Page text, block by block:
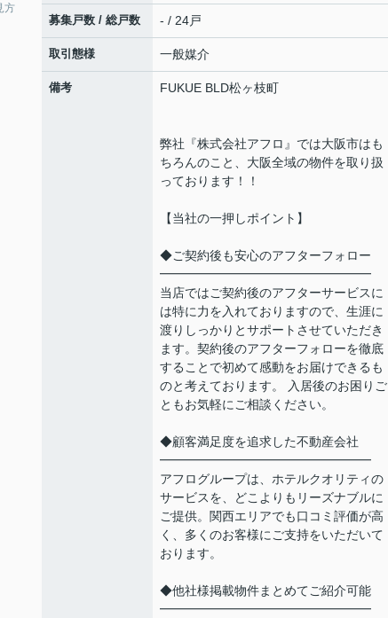
方
募集戸数 / 総戸数 - / 24戸
取引態様 一般媒介
備考 FUKUE BLD松ヶ枝町
弊社『株式会社アフロ』では大阪市はも
ちろんのこと、大阪全域の物件を取り扱
っております！！
【当社の一押しポイント】
◆ご契約後も安心のアフターフォロー
━━━━━━━━━━━━━━━━━
当店ではご契約後のアフターサービスに
は特に力を入れておりますので、生涯に
渡りしっかりとサポートさせていただき
ます。契約後のアフターフォローを徹底
することで初めて感動をお届けできるも
のと考えております。 入居後のお困りご
ともお気軽にご相談ください。
◆顧客満足度を追求した不動産会社
━━━━━━━━━━━━━━━━━
アフログループは、ホテルクオリティの
サービスを、どこよりもリーズナブルに
ご提供。関西エリアでも口コミ評価が高
く、多くのお客様にご支持をいただいて
おります。
◆他社様掲載物件まとめてご紹介可能
━━━━━━━━━━━━━━━━━